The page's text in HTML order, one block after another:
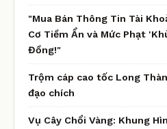
"Mua Bán Thông Tin Tài
Cơ Tiềm Ẩn và Mức Phạt
Đồng!"
Trộm cáp cao tốc Long
đạo chích
Vụ Cây Chổi Vàng: Khung